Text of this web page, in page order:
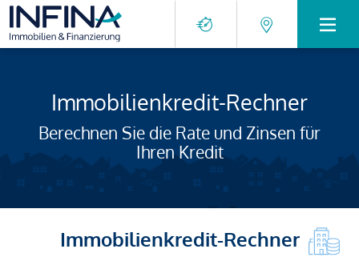
Immobilienkredit-Rechner
Berechnen Sie die Rate und Zinsen für
Ihren Kredit
Immobilienkredit-Rechner